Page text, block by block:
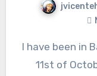
I have been in Barcelona DevOps Days 10th and
11st of